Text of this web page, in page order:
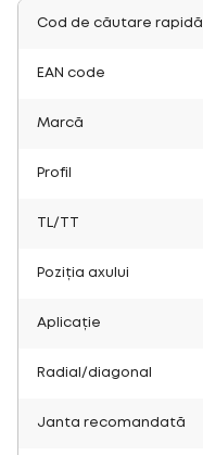
Cod de căutare rapidă
EAN code
Marcă
Profil
TL/TT
Poziția axului
Aplicație
Radial/diagonal
Janta recomandată